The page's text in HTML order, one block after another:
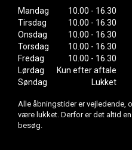
Mandag
10.00 - 16.30
Tirsdag
10.00 - 16.30
Onsdag
10.00 - 16.30
Torsdag
10.00 - 16.30
Fredag
10.00 - 16.30
Lørdag
Kun efter aftale
Søndag
Lukket
Alle åbningstider er vejledende,
være lukket. Derfor er det altid
besøg.